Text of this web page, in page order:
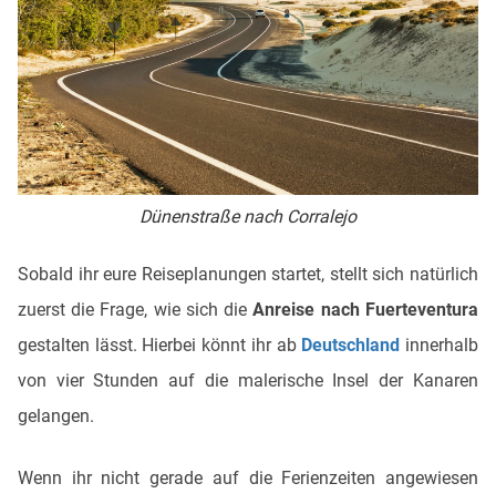
Dünenstraße nach Corralejo
Sobald ihr eure Reiseplanungen startet, stellt sich natürlich
zuerst die Frage, wie sich dieAnreise nach Fuerteventura
gestalten lässt. Hierbei könnt ihr ab Deutschland innerhalb
von vier Stunden auf die malerische Insel der Kanaren
gelangen.
Wenn ihr nicht gerade auf die Ferienzeiten angewiesen